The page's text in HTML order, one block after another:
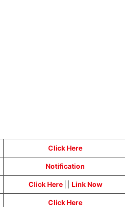
Click Here
Notification
Click Here|| Link Now
Click Here